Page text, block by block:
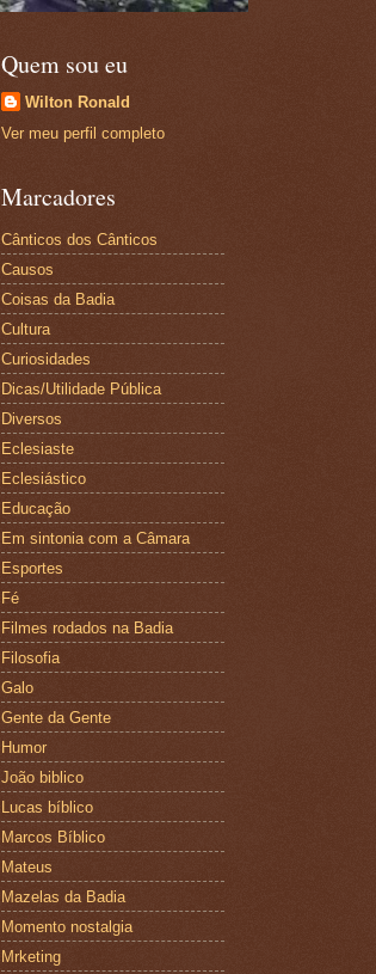
Quem sou eu
Wilton Ronald
Ver meu perfil completo
Marcadores
Cânticos dos Cânticos
Causos
Coisas da Badia
Cultura
Curiosidades
Dicas/Utilidade Pública
Diversos
Eclesiaste
Eclesiástico
Educação
Em sintonia com a Câmara
Esportes
Fé
Filmes rodados na Badia
Filosofia
Galo
Gente da Gente
Humor
João biblico
Lucas bíblico
Marcos Bíblico
Mateus
Mazelas da Badia
Momento nostalgia
Mrketing